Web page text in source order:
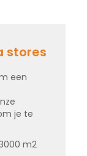
stores
een
je te
m2